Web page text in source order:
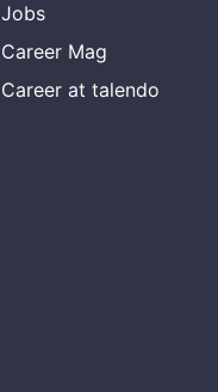
Jobs
Career Mag
Career at talendo